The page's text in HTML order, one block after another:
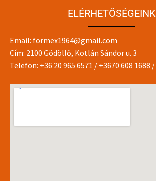
ELÉRHETŐSÉGEINK
Email: formex1964@gmail.com
Cím: 2100 Gödöllő, Kotlán Sándor u. 3
Telefon: +36 20 965 6571 / +3670 608 1688 /